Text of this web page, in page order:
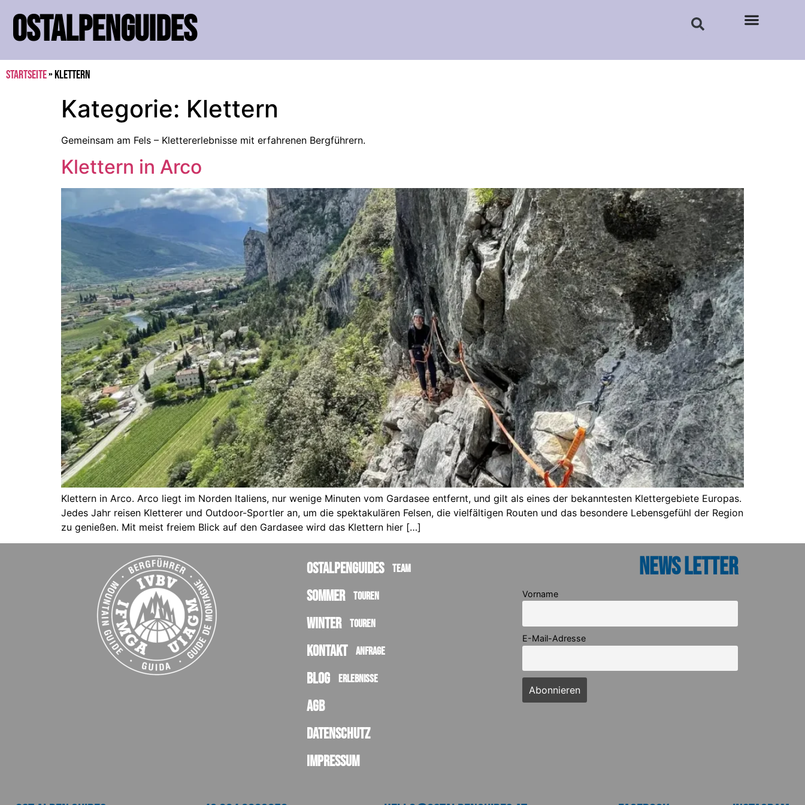
OSTALPENGUIDES
Startseite»Klettern
Kategorie: Klettern
Gemeinsam am Fels – Klettererlebnisse mit erfahrenen Bergführern.
Klettern in Arco
Klettern in Arco. Arco liegt im Norden Italiens, nur wenige Minuten vom Gardasee entfernt, und gilt als eines der bekanntesten Klettergebiete Europas.
Jedes Jahr reisen Kletterer und Outdoor-Sportler an, um die spektakulären Felsen, die vielfältigen Routen und das besondere Lebensgefühl der Region
zu genießen. Mit meist freiem Blick auf den Gardasee wird das Klettern hier […]
Ostalpenguides Team
Sommer Touren
Winter Touren
Kontakt Anfrage
Blog Erlebnisse
AGB
Datenschutz
Impressum
News Letter
Vorname
E-Mail-Adresse